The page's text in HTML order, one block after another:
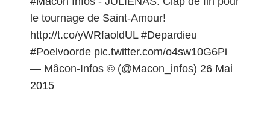
le tournage de Saint-Amour!
http://t.co/yWRfaoldUL #Depardieu
#Poelvoorde pic.twitter.com/o4sw10G6Pi
— Mâcon-Infos © (@Macon_infos) 26 Mai
2015